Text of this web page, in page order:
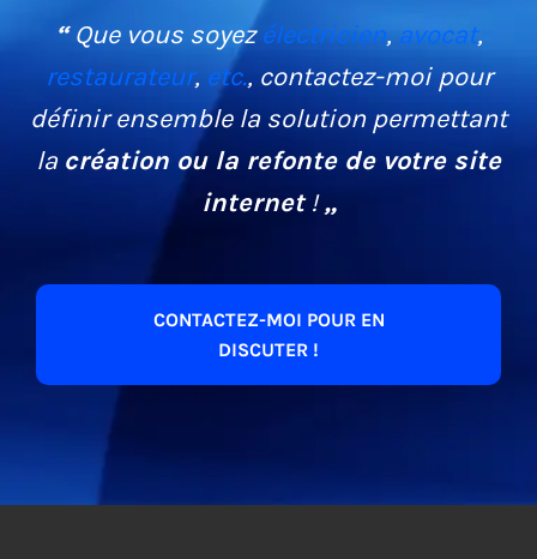
“Que vous soyezélectricien, avocat,
restaurateur, etc., contactez-moi pour
définir ensemble la solution permettant
la création ou la refonte de votre site
internet!„
CONTACTEZ-MOI POUR EN
DISCUTER !